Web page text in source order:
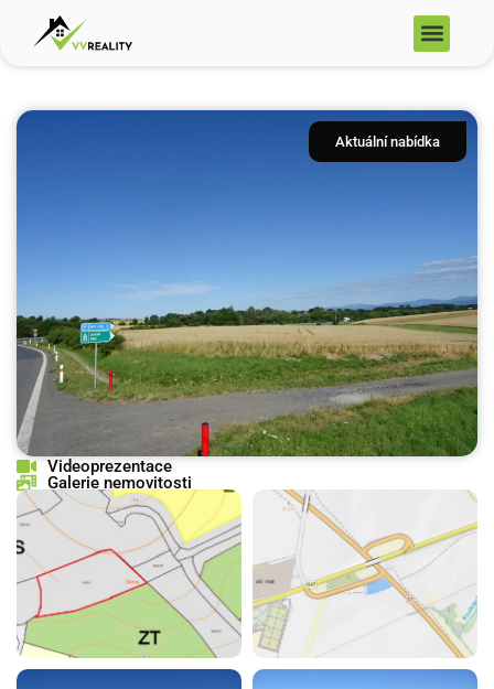
Přeskočit
Menu
Videoprezentace
Galerie nemovitosti
Aktuální nabídka